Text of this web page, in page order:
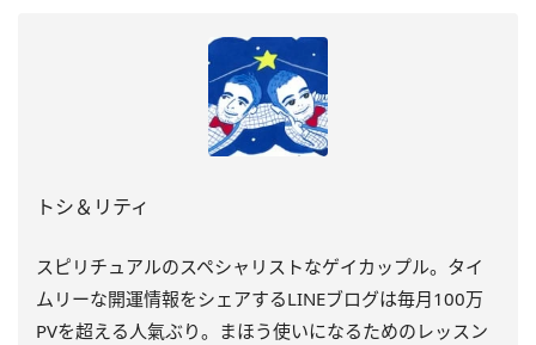
トシ＆リティ
スピリチュアルのスペシャリストなゲイカップル。タイ
ムリーな開運情報をシェアするLINEブログは毎月100万
PVを超える人氣ぶり。まほう使いになるためのレッスン